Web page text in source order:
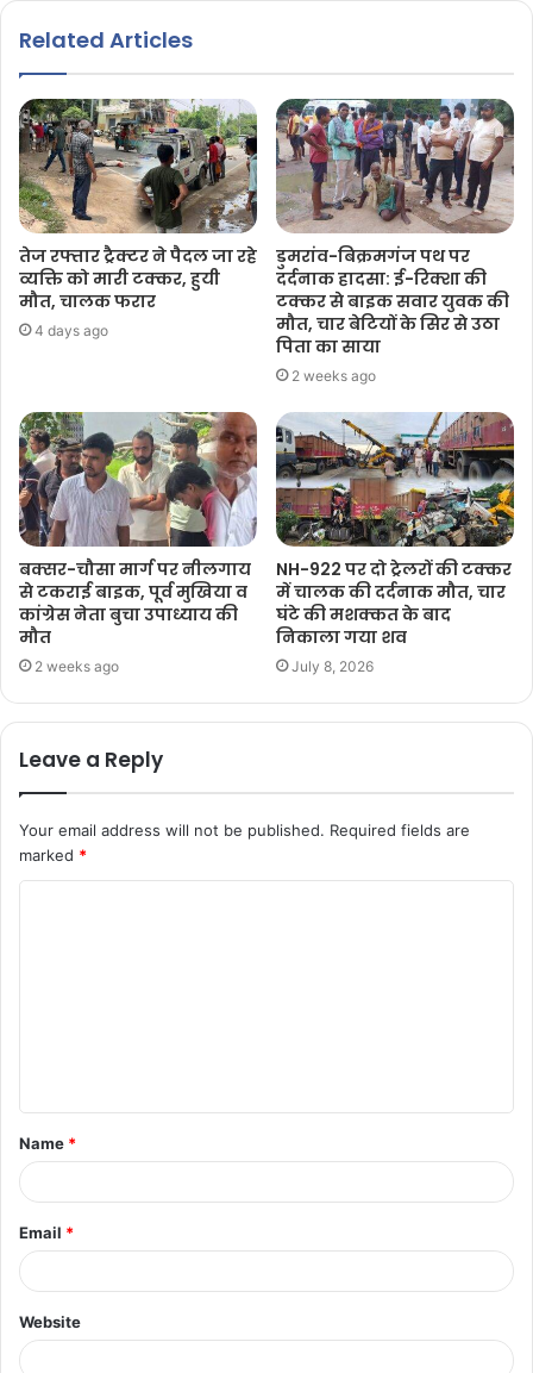
Related Articles
तेज रफ्तार ट्रैक्टर ने पैदल जा रहे
व्यक्ति को मारी टक्कर, हुयी
मौत, चालक फरार
4 days ago
डुमरांव-बिक्रमगंज पथ पर
दर्दनाक हादसा: ई-रिक्शा की
टक्कर से बाइक सवार युवक की
मौत, चार बेटियों के सिर से उठा
पिता का साया
2 weeks ago
बक्सर-चौसा मार्ग पर नीलगाय
से टकराई बाइक, पूर्व मुखिया व
कांग्रेस नेता बुचा उपाध्याय की
मौत
2 weeks ago
NH-922 पर दो ट्रेलरों की टक्कर
में चालक की दर्दनाक मौत, चार
घंटे की मशक्कत के बाद
निकाला गया शव
July 8, 2026
Leave a Reply
Your email address will not be published. Required fields are
marked *
Name *
Email *
Website